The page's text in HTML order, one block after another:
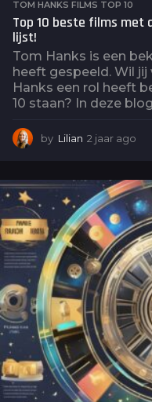
TOM HANKS FILMS TOP 10
Top 10 beste films met
lijst!
Tom Hanks is een
heeft gespeeld. Wil
Hanks een rol heeft
10 staan? In deze
by Lilian 2 jaar ago
a
r
a
g
o